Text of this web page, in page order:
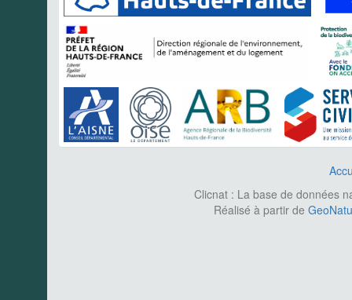
Clicnat : La base de données
Réalisé à partir de